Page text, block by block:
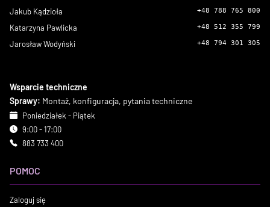
Jakub Kądzioła +48 788 765 800
Katarzyna Pawlicka +48 512 355 799
Jarosław Wodyński +48 794 301 305
Wsparcie techniczne
Sprawy: Montaż, konfiguracja, pytania techniczne
Poniedziałek - Piątek
9:00 - 17:00
883 733 400
POMOC
Zaloguj się